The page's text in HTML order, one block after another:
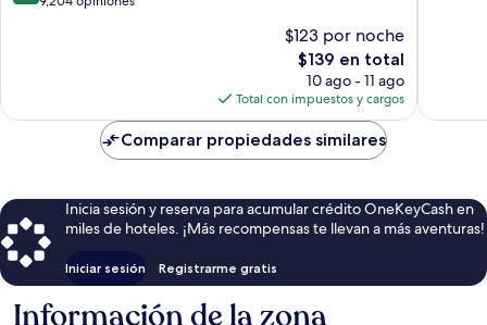
$123 por noche
El
precio
actual
es
de
$139
$139 en total
10 ago - 11 ago
Total con impuestos y cargos
Comparar propiedades similares
Inicia sesión y reserva para acumular crédito OneKeyCash en
miles de hoteles. ¡Más recompensas te llevan a más aventuras!
Iniciar sesión Registrarme gratis
Información de la zona